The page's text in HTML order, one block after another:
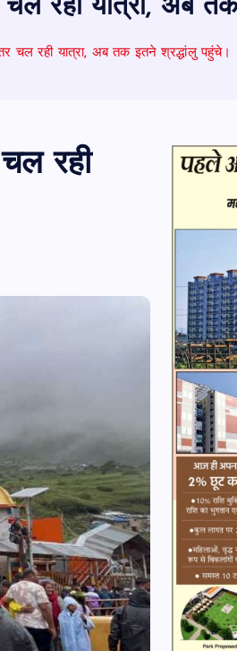
चल रही यात्रा, अब
चल रही यात्रा, अब तक इतने श्रद्धांलु पहुंचे।
रही